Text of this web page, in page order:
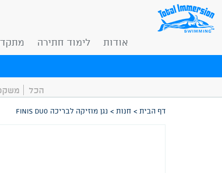
אודות לימוד חתירה
הכל
דף הבית > חנות > נגן מוזיקה לבריכה FINIS DUO